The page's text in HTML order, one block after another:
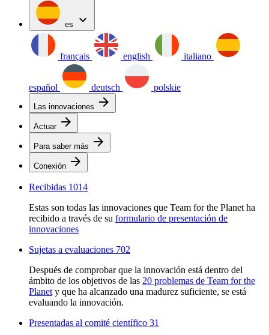
es expand_more
français english italiano
español deutsch polskie
Las innovaciones arrow_forward
Actuar arrow_forward
Para saber más arrow_forward
Conexión arrow_forward
Recibidas 1014
Estas son todas las innovaciones que Team for the Planet ha
recibido a través de su formulario de presentación de
innovaciones
Sujetas a evaluaciones 702
Después de comprobar que la innovación está dentro del
ámbito de los objetivos de las 20 problemas de Team for the
Planet y que ha alcanzado una madurez suficiente, se está
evaluando la innovación.
Presentadas al comité científico 31